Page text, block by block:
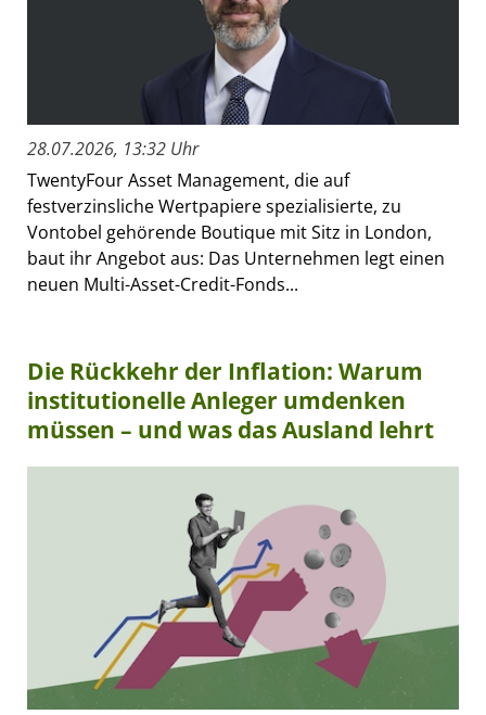
28.07.2026, 13:32 Uhr
TwentyFour Asset Management, die auf
festverzinsliche Wertpapiere spezialisierte, zu
Vontobel gehörende Boutique mit Sitz in London,
baut ihr Angebot aus: Das Unternehmen legt einen
neuen Multi-Asset-Credit-Fonds...
Die Rückkehr der Inflation: Warum
institutionelle Anleger umdenken
müssen – und was das Ausland lehrt